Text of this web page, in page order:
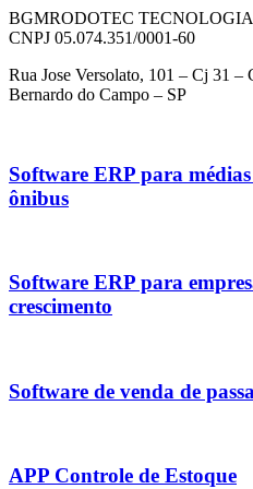
BGMRODOTEC
CNPJ 05.074.351/0001-60
Rua Jose Versolato, 101 – Cj 31 –
Bernardo do Campo – SP
Software ERP para
ônibus
Software ERP para
crescimento
Software de venda de
APP Controle de Estoque